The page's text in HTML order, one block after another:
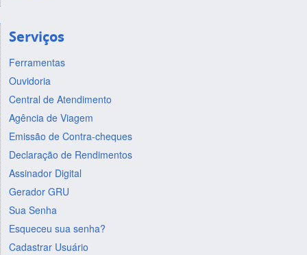
Serviços
Ferramentas
Ouvidoria
Central de Atendimento
Agência de Viagem
Emissão de Contra-cheques
Declaração de Rendimentos
Assinador Digital
Gerador GRU
Sua Senha
Esqueceu sua senha?
Cadastrar Usuário